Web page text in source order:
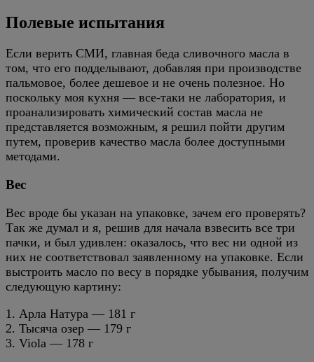
Полевые испытания
Если верить СМИ, главная беда сливочного масла в
том, что его подделывают, добавляя при производстве
пальмовое, более дешевое и не очень полезное. Но
поскольку моя кухня — все-таки не лаборатория, и
проанализировать химический состав масла не
представляется возможным, я решил пойти другим
путем, проверив качество масла более доступными
методами.
Вес
Вес вроде бы указан на упаковке, зачем его проверять?
Так же думал и я, решив для начала взвесить все три
пачки, и был удивлен: оказалось, что вес ни одной из
них не соответствовал заявленному на упаковке. Если
выстроить масло по весу в порядке убывания, получим
следующую картину:
1. Арла Натура — 181 г
2. Тысяча озер — 179 г
3. Viola — 178 г